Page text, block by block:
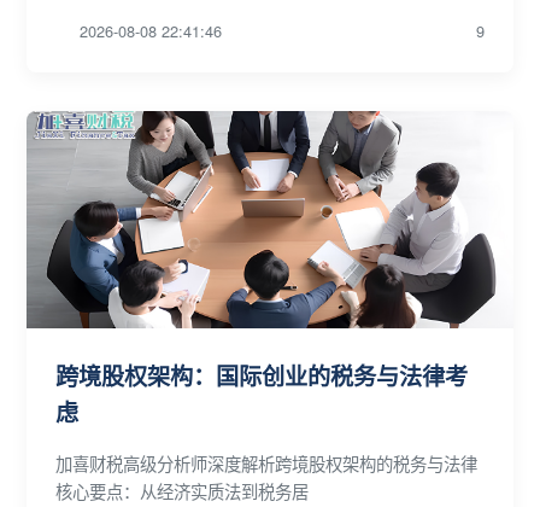
2026-08-08 22:41:46 9
跨境股权架构：国际创业的税务与法律考
虑
加喜财税高级分析师深度解析跨境股权架构的税务与法律
核心要点：从经济实质法到税务居